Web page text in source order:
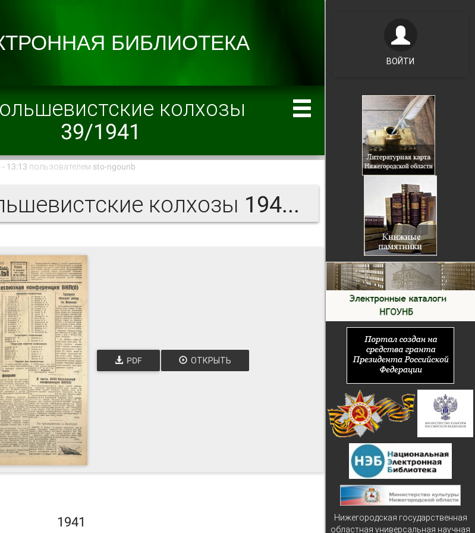
колхозы
39/1941
13:13 пользователем sto-ngounb
За большевистские колхозы 1941 г.
PDF ОТКРЫТЬ
1941
ВОЙТИ
Нижегородская государственная
областная универсальная научная